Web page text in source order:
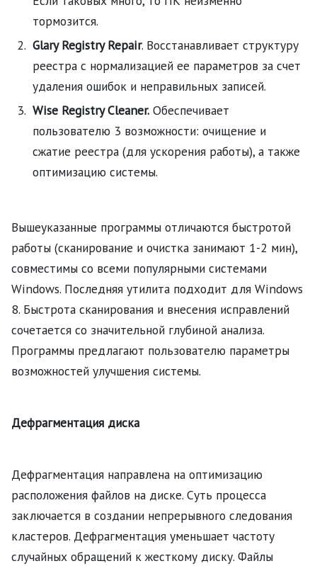
тормозится.
Glary Registry Repair. Восстанавливает структуру
реестра с нормализацией ее параметров за счет
удаления ошибок и неправильных записей.
Wise Registry Cleaner. Обеспечивает
пользователю 3 возможности: очищение и
сжатие реестра (для ускорения работы), а также
оптимизацию системы.
Вышеуказанные программы отличаются быстротой
работы (сканирование и очистка занимают 1-2 мин),
совместимы со всеми популярными системами
Windows. Последняя утилита подходит для Windows
8. Быстрота сканирования и внесения исправлений
сочетается со значительной глубиной анализа.
Программы предлагают пользователю параметры
возможностей улучшения системы.
Дефрагментация диска
Дефрагментация направлена на оптимизацию
расположения файлов на диске. Суть процесса
заключается в создании непрерывного следования
кластеров. Дефрагментация уменьшает частоту
случайных обращений к жесткому диску. Файлы